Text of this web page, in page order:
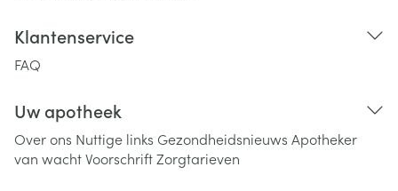
Klantenservice
FAQ
Uw apotheek
Over ons Nuttige links Gezondheidsnieuws Apotheker
van wachtVoorschriftZorgtarieven